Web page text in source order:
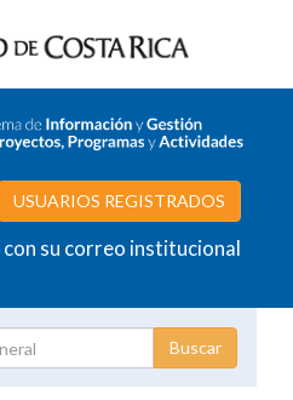
USUARIOS REGISTRADOS
con su correo institucional